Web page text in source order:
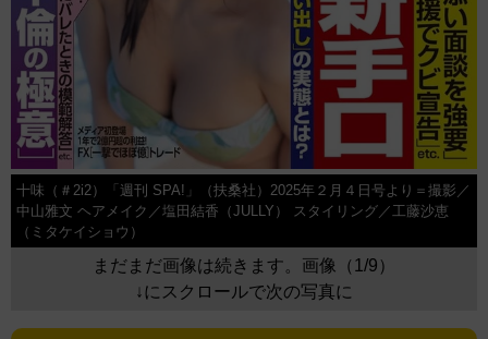
十味（＃2i2）「週刊 SPA!」（扶桑社）2025年２月４日号より＝撮影／
中山雅文 ヘアメイク／塩田結香（JULLY） スタイリング／工藤沙恵
（ミタケイショウ）
まだまだ画像は続きます。画像（1/9）
↓にスクロールで次の写真に